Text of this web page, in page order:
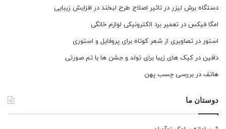
دستگاه برش لیزر در تاثیر اصلاح طرح لبخند در افزایش زیبایی
امگا فیکس در تعمیر برد الکترونیکی لوازم خانگی
استور در تصاویری از شعر کوتاه برای پروفایل و استوری
دافین در کیک های زیبا برای تولد و جشن ها با تم صورتی
هاتف در بررسی چسب پهن
دوستان ما